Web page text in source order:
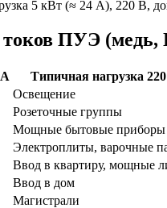
5 кВт (≈ 24 А), 220 В,
ПУЭ
Типичная нагрузка
Освещение
Розеточные группы
Мощные бытовые приборы
Электроплиты, варочные
Ввод в квартиру, мощные
Ввод в дом
Магистрали